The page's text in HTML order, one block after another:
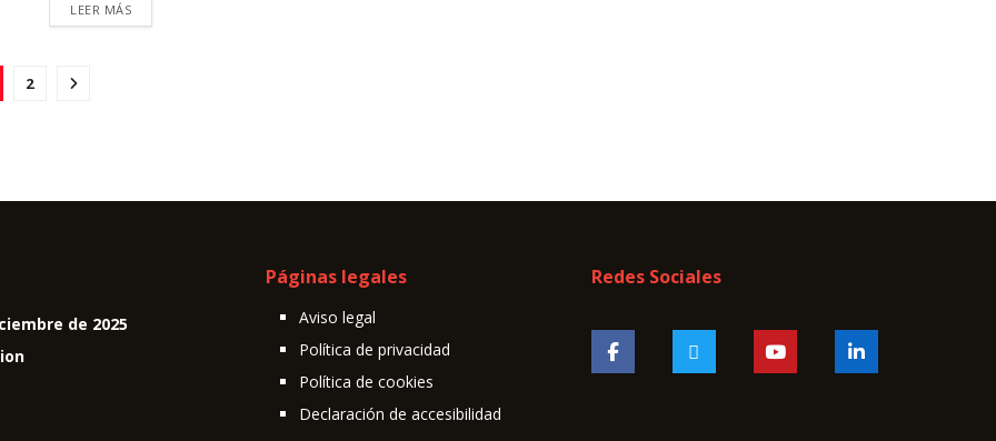
LEER MÁS
2
de 2025
Páginas legales
Aviso legal
Política de privacidad
Política de cookies
Declaración de accesibilidad
Redes Sociales